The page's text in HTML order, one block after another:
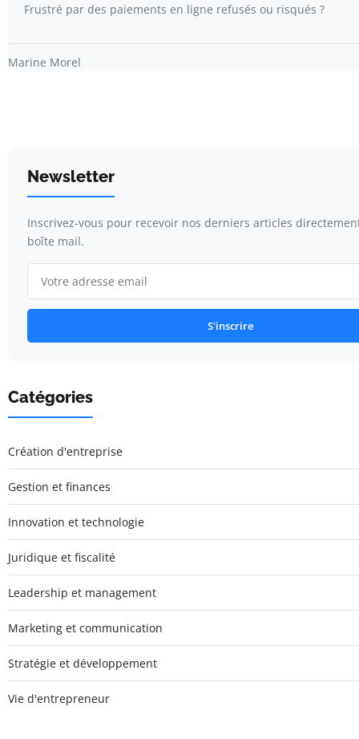
Frustré par des paiements en ligne refusés ou risqués ?
Marine Morel
Newsletter
Inscrivez-vous pour recevoir nos derniers articles
boîte mail.
S'inscrire
Catégories
Création d'entreprise
Gestion et finances
Innovation et technologie
Juridique et fiscalité
Leadership et management
Marketing et communication
Stratégie et développement
Vie d'entrepreneur